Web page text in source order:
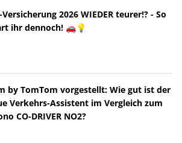
Versicherung 2026 WIEDER teurer!? - So
ihr dennoch! 🚗💡
by TomTom vorgestellt: Wie gut ist der
Verkehrs-Assistent im Vergleich zum
CO-DRIVER NO2?